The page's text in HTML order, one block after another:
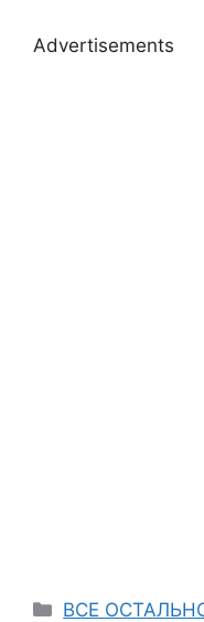
Advertisements
Categories
ВСЕ